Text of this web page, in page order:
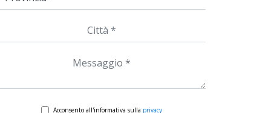
Acconsento all'informativa sulla privacy